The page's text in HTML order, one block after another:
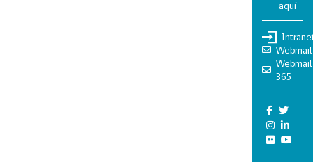
aquí
Webmail
Webmail
365